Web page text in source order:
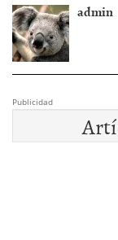
admin
Publicidad